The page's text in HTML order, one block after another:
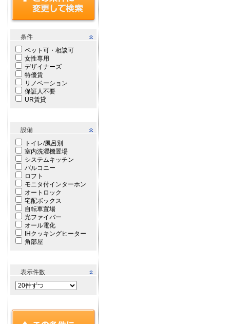
条件
ペット可・相談可
女性専用
デザイナーズ
特優賃
リノベーション
保証人不要
UR賃貸
設備
トイレ/風呂別
室内洗濯機置場
システムキッチン
バルコニー
ロフト
モニタ付インターホン
オートロック
宅配ボックス
自転車置場
光ファイバー
オール電化
IHクッキングヒーター
角部屋
表示件数